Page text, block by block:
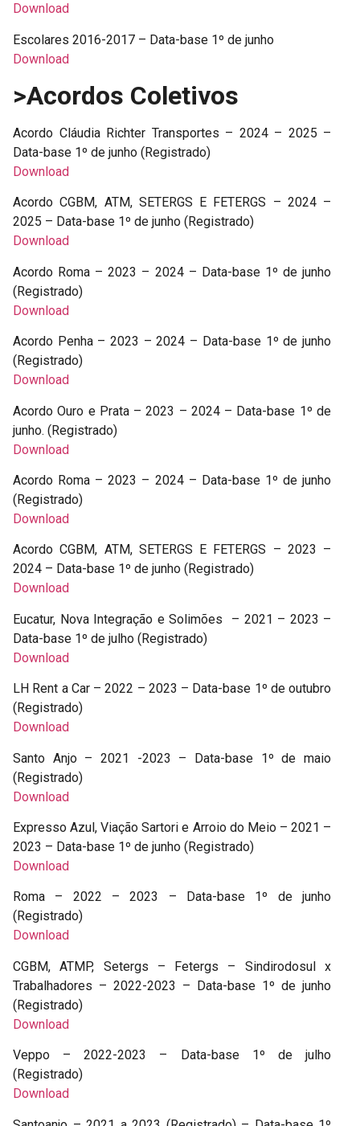
Download
Escolares 2016-2017 – Data-base 1º de junho
Download
>Acordos Coletivos
Acordo Cláudia Richter Transportes – 2024 – 2025 –
Data-base 1º de junho (Registrado)
Download
Acordo CGBM, ATM, SETERGS E FETERGS – 2024 –
2025 – Data-base 1º de junho (Registrado)
Download
Acordo Roma – 2023 – 2024 – Data-base 1º de junho
(Registrado)
Download
Acordo Penha – 2023 – 2024 – Data-base 1º de junho
(Registrado)
Download
Acordo Ouro e Prata – 2023 – 2024 – Data-base 1º de
junho. (Registrado)
Download
Acordo Roma – 2023 – 2024 – Data-base 1º de junho
(Registrado)
Download
Acordo CGBM, ATM, SETERGS E FETERGS – 2023 –
2024 – Data-base 1º de junho (Registrado)
Download
Eucatur, Nova Integração e Solimões – 2021 – 2023 –
Data-base 1º de julho (Registrado)
Download
LH Rent a Car – 2022 – 2023 – Data-base 1º de outubro
(Registrado)
Download
Santo Anjo – 2021 -2023 – Data-base 1º de maio
(Registrado)
Download
Expresso Azul, Viação Sartori e Arroio do Meio – 2021 –
2023 – Data-base 1º de junho (Registrado)
Download
Roma – 2022 – 2023 – Data-base 1º de junho
(Registrado)
Download
CGBM, ATMP, Setergs – Fetergs – Sindirodosul x
Trabalhadores – 2022-2023 – Data-base 1º de junho
(Registrado)
Download
Veppo – 2022-2023 – Data-base 1º de julho
(Registrado)
Download